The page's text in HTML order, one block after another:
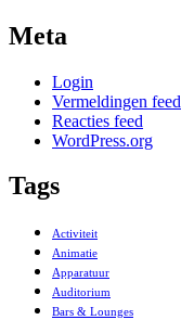
Meta
Login
Vermeldingen feed
Reacties feed
WordPress.org
Tags
Activiteit
Animatie
Apparatuur
Auditorium
Bars & Lounges